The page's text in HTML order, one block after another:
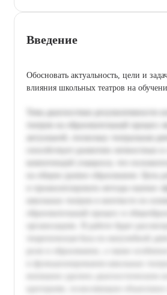
Введение
Обосновать актуальность, цели и
влияния школьных театров на